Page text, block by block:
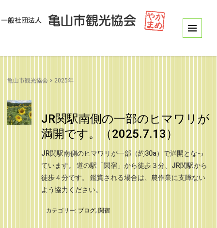
亀山市観光協会 > 2025年
JR関駅南側の一部のヒマワリが
満開です。（2025.7.13）
JR関駅南側のヒマワリが一部（約30a）で満開となっ
ています。 道の駅「関宿」から徒歩３分、JR関駅から
徒歩４分です。 鑑賞される場合は、農作業に支障ない
よう協力ください。
カテゴリー: ブログ, 関宿